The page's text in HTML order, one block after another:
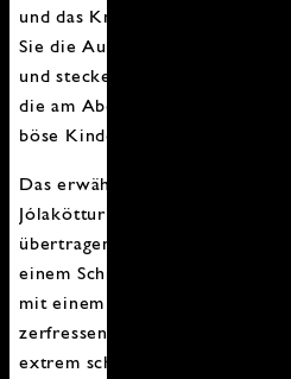
und das Knallen mit Türen
Sie die Aufgabe der
und stecken braven Kindern
die am Abend vorher in die
böse Kinder bekommen
Das erwähnte Haustier der
Jólakötturinn, auch Jólaköttur,
übertragen einfach
einem Schmusekatze
mit einem Baumpfahl. Sie ist
zerfressen und oft, vor allem
extrem schlechter Laune.